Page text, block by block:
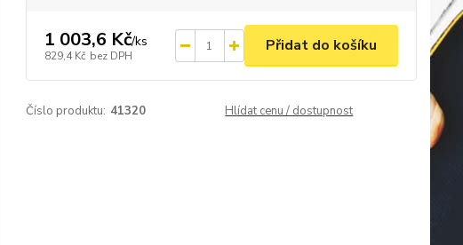
1 003,6 Kč/ks
829,4 Kč bez DPH
Přidat do košíku
Číslo produktu: 41320 Hlídat cenu / dostupnost